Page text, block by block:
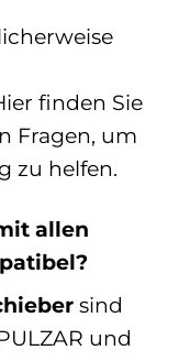
finden Sie
Fragen, um
zu helfen.
allen
sind
und